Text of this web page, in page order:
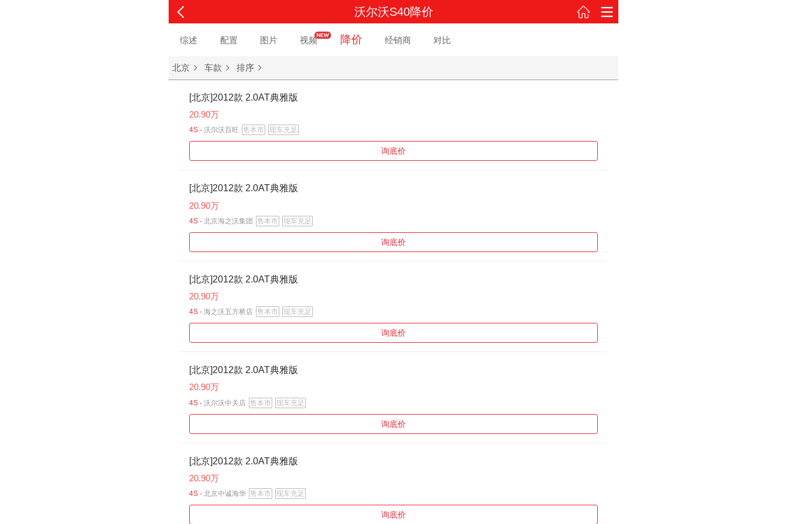
沃尔沃S40降价
综述 配置 图片 视频 降价 经销商 对比
北京 车款 排序
[北京]2012款 2.0AT典雅版
20.90万
4S - 沃尔沃百旺 售本市 现车充足
询底价
[北京]2012款 2.0AT典雅版
20.90万
4S - 北京海之沃集团 售本市 现车充足
询底价
[北京]2012款 2.0AT典雅版
20.90万
4S - 海之沃五方桥店 售本市 现车充足
询底价
[北京]2012款 2.0AT典雅版
20.90万
4S - 沃尔沃中关店 售本市 现车充足
询底价
[北京]2012款 2.0AT典雅版
20.90万
4S - 北京中诚海华 售本市 现车充足
询底价